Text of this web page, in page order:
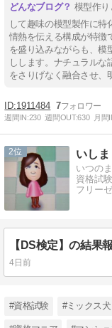
模型作り
して趣味の模型製作に特
情熱を伝える構成が特徴
を盛り込みながらも、模
しします。ナチュラル
をさりげなく融合させ、
1911484 7
週間IN:230 週間OUT:630 月間
2
いつの
資格試
フリー
4日前
#資格試験 #ミックス犬